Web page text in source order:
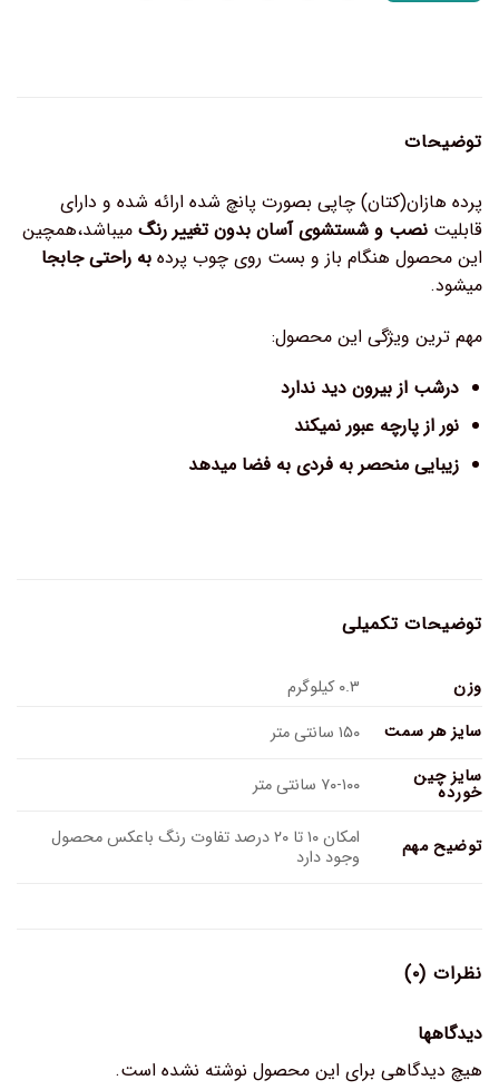
توضیحات
پرده هازان(کتان) چاپی بصورت پانچ شده ارائه شده و دارای
قابلیت نصب و شستشوی آسان بدون تغییر رنگ میباشد،همچین
این محصول هنگام باز و بست روی چوب پرده به راحتی جابجا
میشود.
مهم ترین ویژگی این محصول:
درشب از بیرون دید ندارد
نور از پارچه عبور نمیکند
زیبایی منحصر به فردی به فضا میدهد
توضیحات تکمیلی
وزن
۰.۳ کیلوگرم
سایز هر سمت
۱۵۰ سانتی متر
سایز چین
خورده ۷۰-۱۰۰ سانتی متر
توضیح مهم امکان ۱۰ تا ۲۰ درصد تفاوت رنگ باعکس محصول
وجود دارد
نظرات (۰)
دیدگاهها
هیچ دیدگاهی برای این محصول نوشته نشده است.